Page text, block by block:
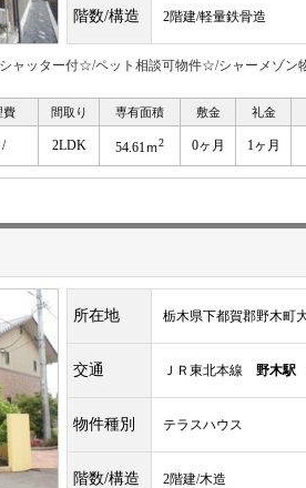
階数/構造 2階建/軽量鉄骨造
ャッター付☆/ペット相談可物件☆/シャーメゾン
費 間取り 専有面積 敷金 礼金
2LDK 54.61ｍ2 0ヶ月 1ヶ月
所在地 栃木県下都賀郡野木町
交通 ＪＲ東北本線 野木駅
物件種別 テラスハウス
階数/構造 2階建/木造